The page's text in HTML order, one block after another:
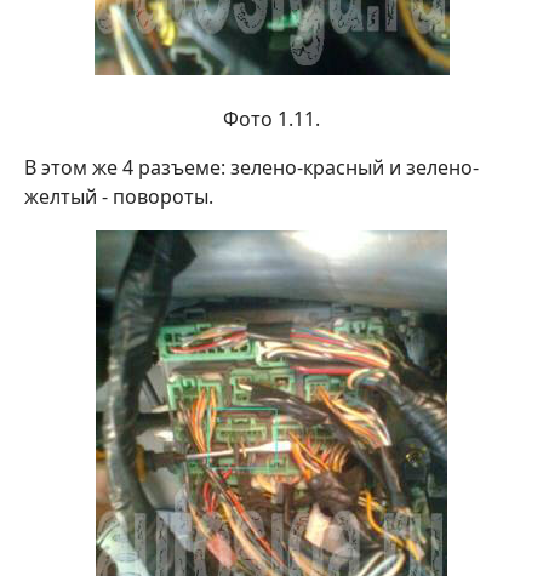
Фото 1.11.
В этом же 4 разъеме: зелено-красный и зелено-
желтый - повороты.